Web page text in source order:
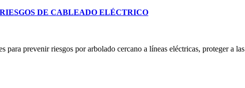
DE CABLEADO ELÉCTRICO
prevenir riesgos por arbolado cercano a líneas eléctricas, proteger a